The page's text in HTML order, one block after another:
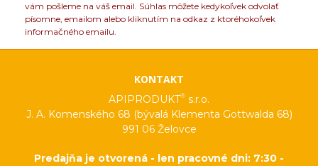
vám pošleme na váš email. Súhlas môžete kedykoľvek odvolať
písomne, emailom alebo kliknutím na odkaz z ktoréhokoľvek
informačného emailu.
KONTAKT
APIPRODUKT® s.r.o.
J. A. Komenského 68 (bývalá Klementa Gottwalda 68)
991 06 Želovce
Predajňa je otvorená - len pracovné dni: 7:30 -